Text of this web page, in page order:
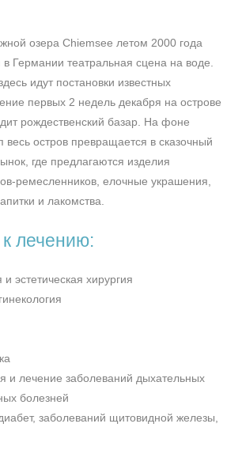
озера Chiemsee летом 2000 года
Германии театральная сцена на воде.
идут постановки известных
первых 2 недель декабря на острове
рождественский базар. На фоне
весь остров превращается в сказочный
где предлагаются изделия
ремесленников, елочные украшения,
и лакомства.
лечению:
и эстетическая хирургия
и лечение заболеваний дыхательных
болезней
заболеваний щитовидной железы,